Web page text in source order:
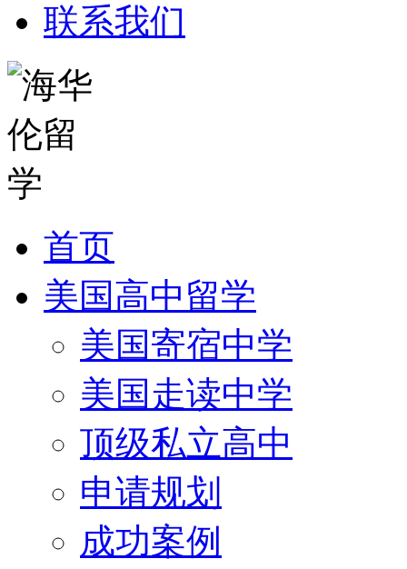
联系我们
首页
美国高中留学
美国寄宿中学
美国走读中学
顶级私立高中
申请规划
成功案例